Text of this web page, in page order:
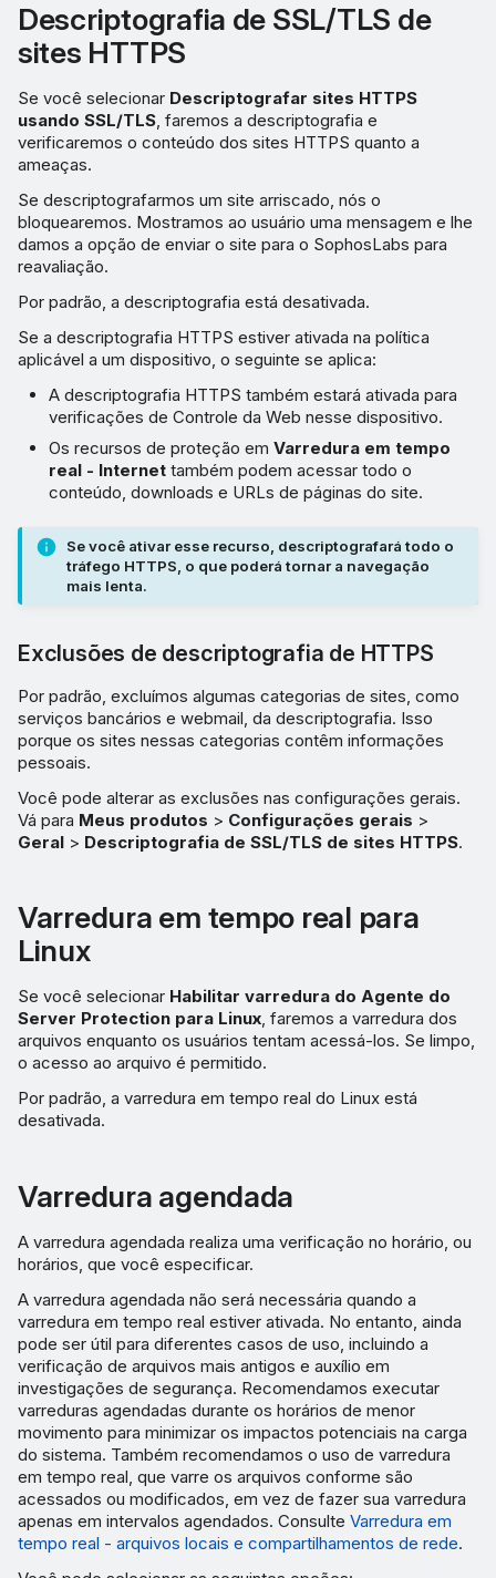
Descriptografia de SSL/TLS de
sites HTTPS
Se você selecionar Descriptografar sites HTTPS
usando SSL/TLS, faremos a descriptografia e
verificaremos o conteúdo dos sites HTTPS quanto a
ameaças.
Se descriptografarmos um site arriscado, nós o
bloquearemos. Mostramos ao usuário uma mensagem e lhe
damos a opção de enviar o site para o SophosLabs para
reavaliação.
Por padrão, a descriptografia está desativada.
Se a descriptografia HTTPS estiver ativada na política
aplicável a um dispositivo, o seguinte se aplica:
A descriptografia HTTPS também estará ativada para
verificações de Controle da Web nesse dispositivo.
Os recursos de proteção emVarredura em tempo
real - Internet também podem acessar todo o
conteúdo, downloads e URLs de páginas do site.
Se você ativar esse recurso, descriptografará todo o
tráfego HTTPS, o que poderá tornar a navegação
mais lenta.
Exclusões de descriptografia de HTTPS
Por padrão, excluímos algumas categorias de sites, como
serviços bancários e webmail, da descriptografia. Isso
porque os sites nessas categorias contêm informações
pessoais.
Você pode alterar as exclusões nas configurações gerais.
Vá para Meus produtos > Configurações gerais >
Geral > Descriptografia de SSL/TLS de sites HTTPS.
Varredura em tempo real para
Linux
Se você selecionar Habilitar varredura do Agente do
Server Protection para Linux, faremos a varredura dos
arquivos enquanto os usuários tentam acessá-los. Se limpo,
o acesso ao arquivo é permitido.
Por padrão, a varredura em tempo real do Linux está
desativada.
Varredura agendada
A varredura agendada realiza uma verificação no horário, ou
horários, que você especificar.
A varredura agendada não será necessária quando a
varredura em tempo real estiver ativada. No entanto, ainda
pode ser útil para diferentes casos de uso, incluindo a
verificação de arquivos mais antigos e auxílio em
investigações de segurança. Recomendamos executar
varreduras agendadas durante os horários de menor
movimento para minimizar os impactos potenciais na carga
do sistema. Também recomendamos o uso de varredura
em tempo real, que varre os arquivos conforme são
acessados ou modificados, em vez de fazer sua varredura
apenas em intervalos agendados. Consulte Varredura em
tempo real - arquivos locais e compartilhamentos de rede.